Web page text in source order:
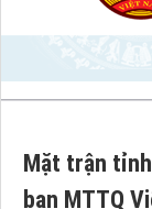
Mặt trận
ban MTTQ